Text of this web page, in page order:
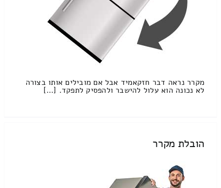
מקרר נראה דבר חזקאמיד אבל אם מובילים אותו בצורה
לא נכונה הוא עלול להישבר ולהפסיק לתפקד. […]
הובלת מקרר